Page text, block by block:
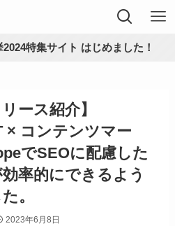
特集サイト はじめました！
ース紹介】
× コンテンツマー
でSEOに配慮した
率的にできるよう
。
2023年6月8日